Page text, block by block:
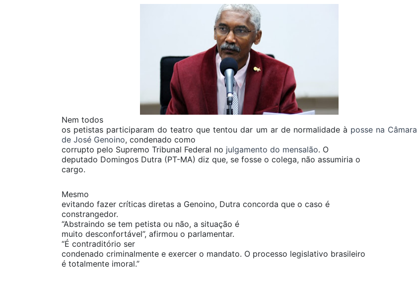
Nem todos
os petistas participaram do teatro que tentou dar um ar de normalidade à posse na Câmara
de José Genoino, condenado como
corrupto pelo Supremo Tribunal Federal no julgamento do mensalão. O
deputado Domingos Dutra (PT-MA) diz que, se fosse o colega, não assumiria o
cargo.
Mesmo
evitando fazer críticas diretas a Genoino, Dutra concorda que o caso é
constrangedor.
“Abstraindo se tem petista ou não, a situação é
muito desconfortável”, afirmou o parlamentar.
“É contraditório ser
condenado criminalmente e exercer o mandato. O processo legislativo brasileiro
é totalmente imoral.”